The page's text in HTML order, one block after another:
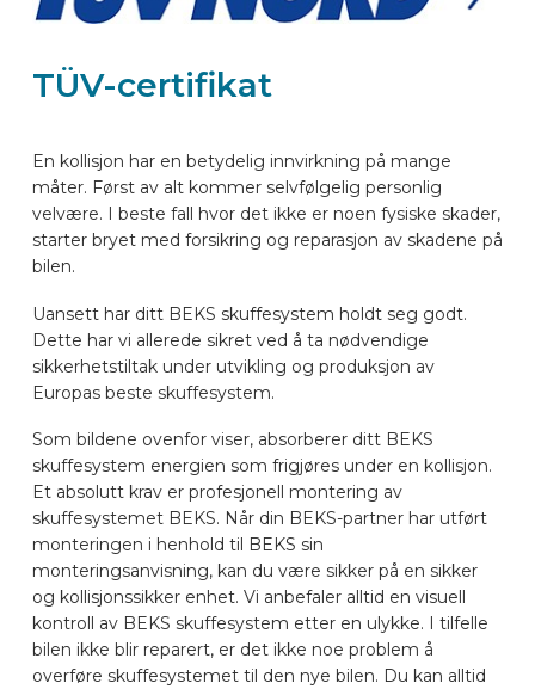
BILMERKER
KJØRETØYUTSTYR ONLINE
NO
TÜV-certifikat
En kollisjon har en betydelig innvirkning på mange
måter. Først av alt kommer selvfølgelig personlig
velvære. I beste fall hvor det ikke er noen fysiske skader,
starter bryet med forsikring og reparasjon av skadene på
bilen.
Uansett har ditt BEKS skuffesystem holdt seg godt.
Dette har vi allerede sikret ved å ta nødvendige
sikkerhetstiltak under utvikling og produksjon av
Europas beste skuffesystem.
Som bildene ovenfor viser, absorberer ditt BEKS
skuffesystem energien som frigjøres under en kollisjon.
Et absolutt krav er profesjonell montering av
skuffesystemet BEKS. Når din BEKS-partner har utført
monteringen i henhold til BEKS sin
monteringsanvisning, kan du være sikker på en sikker
og kollisjonssikker enhet. Vi anbefaler alltid en visuell
kontroll av BEKS skuffesystem etter en ulykke. I tilfelle
bilen ikke blir reparert, er det ikke noe problem å
overføre skuffesystemet til den nye bilen. Du kan alltid